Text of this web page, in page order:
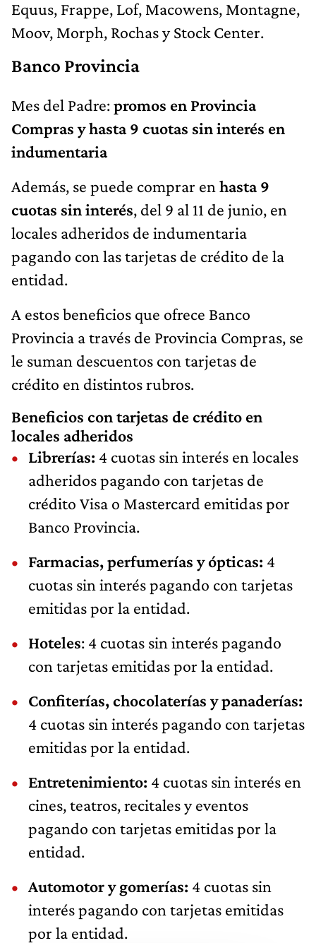
Equus, Frappe, Lof, Macowens, Montagne,
Moov, Morph, Rochas y Stock Center.
Banco Provincia
Mes del Padre:promos en Provincia
Compras y hasta 9 cuotas sin interés en
indumentaria
Además, se puede comprar en hasta 9
cuotas sin interés, del 9 al 11 de junio, en
locales adheridos de indumentaria
pagando con las tarjetas de crédito de la
entidad.
A estos beneficios que ofrece Banco
Provincia a través de Provincia Compras, se
le suman descuentos con tarjetas de
crédito en distintos rubros.
Beneficios con tarjetas de crédito en
locales adheridos
Librerías: 4 cuotas sin interés en locales
adheridos pagando con tarjetas de
crédito Visa o Mastercard emitidas por
Banco Provincia.
Farmacias, perfumerías y ópticas: 4
cuotas sin interés pagando con tarjetas
emitidas por la entidad.
Hoteles: 4 cuotas sin interés pagando
con tarjetas emitidas por la entidad.
Confiterías, chocolaterías y panaderías:
4 cuotas sin interés pagando con tarjetas
emitidas por la entidad.
Entretenimiento: 4 cuotas sin interés en
cines, teatros, recitales y eventos
pagando con tarjetas emitidas por la
entidad.
Automotor y gomerías: 4 cuotas sin
interés pagando con tarjetas emitidas
por la entidad.